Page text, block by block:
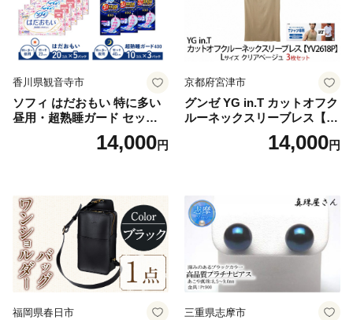
香川県観音寺市
ソフィ はだおもい 特に多い
昼用・超熟睡ガード セット
羽付き ナプキン 生理用品 サ
ニタリー ユニ・チャーム
14,000円
京都府宮津市
グンゼ YG in.T カットオフク
ルーネックスリーブレス【Y
V2618P】Lサイズ クリアベ
ージュ3枚セット [№5716-04
14,000円
福岡県春日市 三重県志摩市